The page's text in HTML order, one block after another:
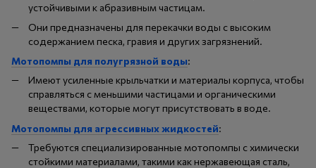
устойчивыми к абразивным частицам.
Они предназначены для перекачки воды с высоким
содержанием песка, гравия и других загрязнений.
Мотопомпы для полугрязной воды:
Имеют усиленные крыльчатки и материалы корпуса, чтобы
справляться с меньшими частицами и органическими
веществами, которые могут присутствовать в воде.
Мотопомпы для агрессивных жидкостей:
Требуются специализированные мотопомпы с химически
стойкими материалами, такими как нержавеющая сталь,